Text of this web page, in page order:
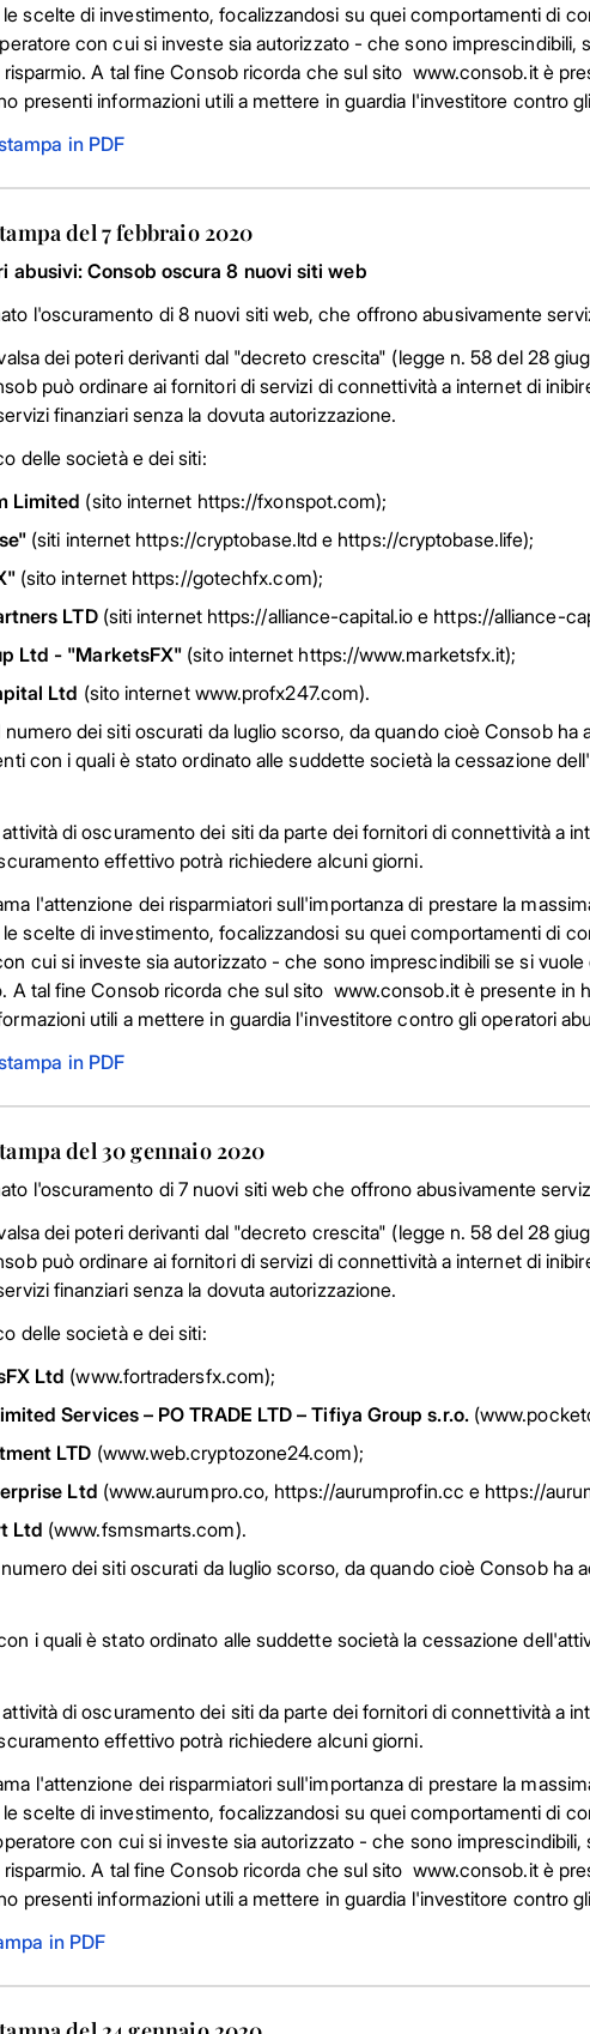
scelte di investimento, focalizzandosi su quei comportamenti di
con cui si investe sia autorizzato - che sono imprescindibili,
A tal fine Consob ricorda che sul sito www.consob.it è
presenti informazioni utili a mettere in guardia l'investitore contro
in PDF
del 7 febbraio 2020
abusivi: Consob oscura 8 nuovi siti web
l'oscuramento di 8 nuovi siti web, che offrono abusivamente
dei poteri derivanti dal "decreto crescita" (legge n. 58 del 28
può ordinare ai fornitori di servizi di connettività a internet di
finanziari senza la dovuta autorizzazione.
delle società e dei siti:
Limited (sito internet https://fxonspot.com);
(siti internet https://cryptobase.ltd e https://cryptobase.life);
(sito internet https://gotechfx.com);
LTD (siti internet https://alliance-capital.io e https://alliance-
Ltd - "MarketsFX" (sito internet https://www.marketsfx.it);
Ltd (sito internet www.profx247.com).
numero dei siti oscurati da luglio scorso, da quando cioè Consob
con i quali è stato ordinato alle suddette società la cessazione
di oscuramento dei siti da parte dei fornitori di connettività a
effettivo potrà richiedere alcuni giorni.
l'attenzione dei risparmiatori sull'importanza di prestare la
scelte di investimento, focalizzandosi su quei comportamenti di
cui si investe sia autorizzato - che sono imprescindibili se si
A tal fine Consob ricorda che sul sito www.consob.it è presente in
utili a mettere in guardia l'investitore contro gli operatori
in PDF
del 30 gennaio 2020
l'oscuramento di 7 nuovi siti web che offrono abusivamente
dei poteri derivanti dal "decreto crescita" (legge n. 58 del 28
può ordinare ai fornitori di servizi di connettività a internet di
finanziari senza la dovuta autorizzazione.
delle società e dei siti:
Ltd (www.fortradersfx.com);
Services – PO TRADE LTD – Tifiya Group s.r.o.
LTD (www.web.cryptozone24.com);
Ltd (www.aurumpro.co, https://aurumprofin.cc e https://
Ltd (www.fsmsmarts.com).
dei siti oscurati da luglio scorso, da quando cioè Consob ha
i quali è stato ordinato alle suddette società la cessazione
di oscuramento dei siti da parte dei fornitori di connettività a
effettivo potrà richiedere alcuni giorni.
l'attenzione dei risparmiatori sull'importanza di prestare la
scelte di investimento, focalizzandosi su quei comportamenti di
con cui si investe sia autorizzato - che sono imprescindibili,
A tal fine Consob ricorda che sul sito www.consob.it è
presenti informazioni utili a mettere in guardia l'investitore contro
in PDF